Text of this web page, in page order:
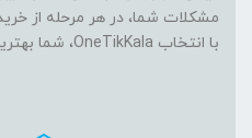
مشکلات شما، در هر مرحله از
با انتخاب OneTikKala، شما بهترین تجربه خرید را خواهید داشت.